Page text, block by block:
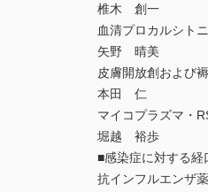
椎木 創一
血清プロカルシト
矢野 晴美
皮膚開放創および
本田 仁
マイコプラズマ・
堀越 裕歩
■感染症に対する経
抗インフルエンザ薬